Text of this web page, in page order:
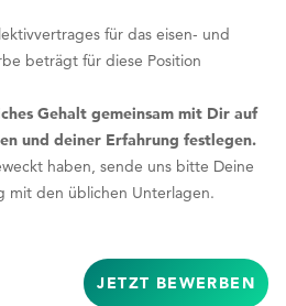
für das eisen- und
beträgt für diese Position
Gehalt gemeinsam mit Dir auf
und deiner Erfahrung festlegen.
haben, sende uns bitte Deine
mit den üblichen Unterlagen.
JETZT BEWERBEN